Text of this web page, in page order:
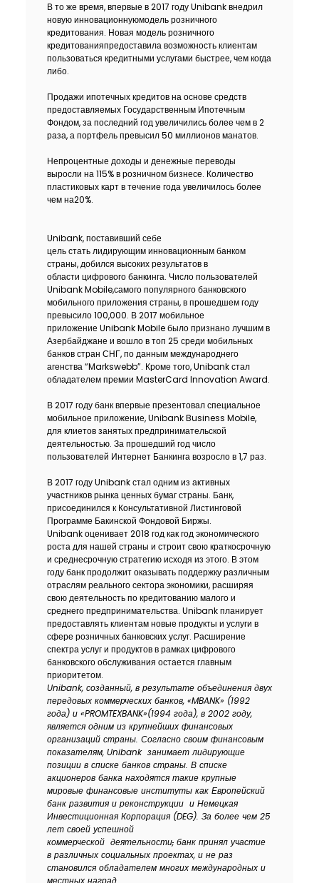
В то же время, впервые в 2017 году Unibank внедрил
новую инновационнуюмодель розничного
кредитования. Новая модель розничного
кредитованияпредоставила возможность клиентам
пользоваться кредитными услугами быстрее, чем когда
либо.
Продажи ипотечных кредитов на основе средств
предоставляемых Государственным Ипотечным
Фондом, за последний год увеличились более чем в 2
раза, а портфель превысил 50 миллионов манатов.
Непроцентные доходы и денежные переводы
выросли на 115% в розничном бизнесе. Количество
пластиковых карт в течение года увеличилось более
чем на20%.
Unibank, поставивший себе
цель стать лидирующим инновационным банком
страны, добился высоких результатов в
области цифрового банкинга. Число пользователей
Unibank Mobile,самого популярного банковского
мобильного приложения страны, в прошедшем году
превысило 100,000. В 2017 мобильное
приложение Unibank Mobile было признано лучшим в
Азербайджане и вошло в топ 25 среди мобильных
банков стран СНГ, по данным международнего
агенства “Markswebb”. Кроме того, Unibank стал
обладателем премии MasterCard Innovation Award.
В 2017 году банк впервые презентовал специальное
мобильное приложение, Unibank Business Mobile,
для клиетов занятых предпринимательской
деятельностью. За прошедший год число
пользователей Интернет Банкинга возросло в 1,7 раз.
В 2017 году Unibank стал одним из активных
участников рынка ценных бумаг страны. Банк,
присоединился к Консультативной Листинговой
Программе Бакинской Фондовой Биржы.
Unibank оценивает 2018 год как год экономического
роста для нашей страны и строит свою краткосрочную
и среднесрочную стратегию исходя из этого. В этом
году банк продолжит оказывать поддержку различным
отраслям реального сектора экономики, расширяя
свою деятельность по кредитованию малого и
среднего предпринимательства. Unibank планирует
предоставлять клиентам новые продукты и услуги в
сфере розничных банковских услуг. Расширение
спектра услуг и продуктов в рамках цифрового
банковского обслуживания остается главным
приоритетом.
Unibank, созданный, в результате объединения двух
передовых коммерческих банков, «MBANK» (1992
года) и «PROMTEXBANK»(1994 года), в 2002 году,
является одним из крупнейших финансовых
организаций страны. Согласно своим финансовым
показателям, Unibank занимает лидирующие
позиции в списке банков страны. В списке
акционеров банка находятся такие крупные
мировые финансовые институты как Европейский
банк развития и реконструкции и Немецкая
Инвестиционная Корпорация (DEG). За более чем 25
лет своей успешной
коммерческой деятельности, банк принял участие
в различных социальных проектах, и не раз
становился обладателем многих международных и